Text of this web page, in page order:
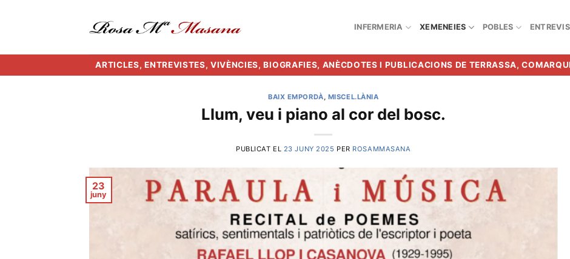
INFERMERIA XEMENEIES POBLES
ARTICLES, ENTREVISTES, VIVÈNCIES, BIOGRAFIES, ANÈCDOTES I PUBLICACIONS DE TERRASSA,
BAIX EMPORDÀ, MISCEL.LÀNIA
Llum, veu i piano al cor del bosc.
PUBLICAT EL 23 JUNY 2025 PER ROSAMMASANA
23
juny